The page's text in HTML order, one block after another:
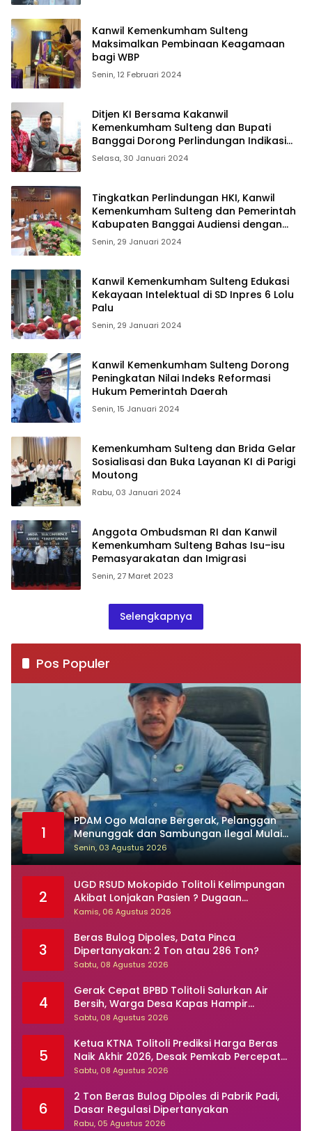
Kanwil Kemenkumham Sulteng
Maksimalkan Pembinaan Keagamaan
bagi WBP
Senin, 12 Februari 2024
Ditjen KI Bersama Kakanwil
Kemenkumham Sulteng dan Bupati
Banggai Dorong Perlindungan Indikasi
Geografis
Selasa, 30 Januari 2024
Tingkatkan Perlindungan HKI, Kanwil
Kemenkumham Sulteng dan Pemerintah
Kabupaten Banggai Audiensi dengan
DJKI
Senin, 29 Januari 2024
Kanwil Kemenkumham Sulteng Edukasi
Kekayaan Intelektual di SD Inpres 6 Lolu
Palu
Senin, 29 Januari 2024
Kanwil Kemenkumham Sulteng Dorong
Peningkatan Nilai Indeks Reformasi
Hukum Pemerintah Daerah
Senin, 15 Januari 2024
Kemenkumham Sulteng dan Brida Gelar
Sosialisasi dan Buka Layanan KI di Parigi
Moutong
Rabu, 03 Januari 2024
Anggota Ombudsman RI dan Kanwil
Kemenkumham Sulteng Bahas Isu–isu
Pemasyarakatan dan Imigrasi
Senin, 27 Maret 2023
Selengkapnya
Pos Populer
1
PDAM Ogo Malane Bergerak, Pelanggan
Menunggak dan Sambungan Ilegal Mulai
Ditertibkan
Senin, 03 Agustus 2026
2
UGD RSUD Mokopido Tolitoli Kelimpungan
Akibat Lonjakan Pasien ? Dugaan
Peningkatan Kasus Diare dan Muntaber
Kamis, 06 Agustus 2026
3
Beras Bulog Dipoles, Data Pinca
Dipertanyakan: 2 Ton atau 286 Ton?
Sabtu, 08 Agustus 2026
4
Gerak Cepat BPBD Tolitoli Salurkan Air
Bersih, Warga Desa Kapas Hampir
Sebulan Dilanda Kekeringan
Sabtu, 08 Agustus 2026
5
Ketua KTNA Tolitoli Prediksi Harga Beras
Naik Akhir 2026, Desak Pemkab Percepat
Perbaikan Irigasi
Sabtu, 08 Agustus 2026
6
2 Ton Beras Bulog Dipoles di Pabrik Padi,
Dasar Regulasi Dipertanyakan
Rabu, 05 Agustus 2026